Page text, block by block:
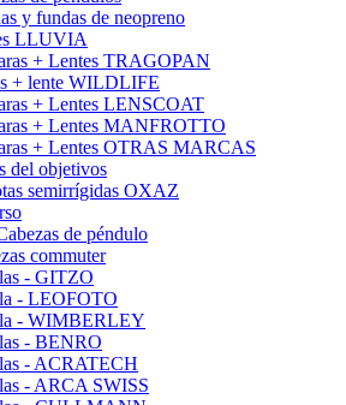
y fundas de neopreno
LLUVIA
+ Lentes TRAGOPAN
+ lente WILDLIFE
+ Lentes LENSCOAT
+ Lentes MANFROTTO
+ Lentes OTRAS MARCAS
del objetivos
semirrígidas OXAZ
de péndulo
commuter
- GITZO
- LEOFOTO
- WIMBERLEY
- BENRO
- ACRATECH
- ARCA SWISS